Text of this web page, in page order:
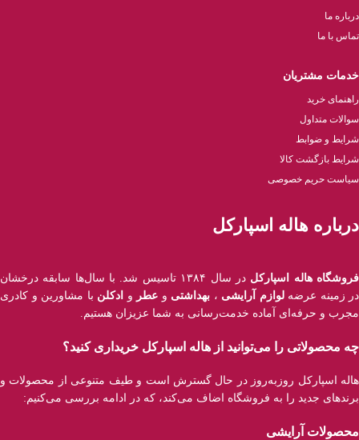
درباره ما
تماس با ما
خدمات مشتریان
راهنمای خرید
سوالات متداول
شرایط و ضوابط
شرایط بازگشت کالا
سیاست حریم خصوصی
درباره هاله اسپارکل
فروشگاه هاله اسپارکل
در سال ۱۳۸۴ تاسیس شد. با سال‌ها سابقه درخشان
در زمینه عرضهلوازم آرایشی ، بهداشتی و عطر و ادکلن با مشاورین و کادری
مجرب و حرفه‌ای آماده خدمت‌رسانی به شما عزیزان هستیم.
چه محصولاتی را می‌توانید از هاله اسپارکل خریداری کنید؟
هاله اسپارکل روزبه‌روز در حال گسترش است و طیف متنوعی از محصولات و
برند‌های جدید را به فروشگاه اضاف می‌کند، که در ادامه بررسی می‌کنیم:
محصولات آرایشی